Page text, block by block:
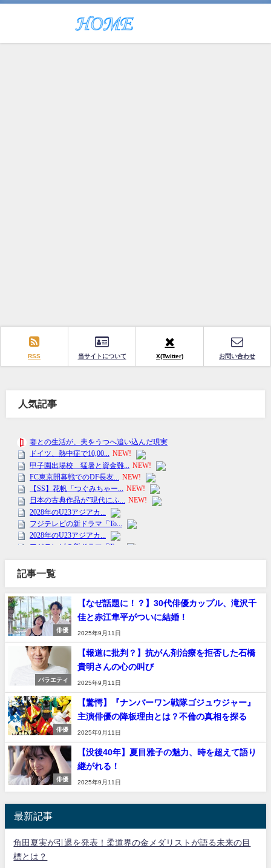
RSS 当サイトについて X(Twitter) お問い合わせ
人気記事
記事一覧
俳優
【なぜ話題に！？】30代俳優カップル、滝沢千
佳と赤江隼平がついに結婚！
2025年9月11日
バラエティ
【報道に批判？】抗がん剤治療を拒否した石橋
貴明さんの心の叫び
2025年9月11日
俳優
【驚愕】『ナンバーワン戦隊ゴジュウジャー』
主演俳優の降板理由とは？不倫の真相を探る
2025年9月11日
俳優
【没後40年】夏目雅子の魅力、時を超えて語り
継がれる！
2025年9月11日
最新記事
角田夏実が引退を発表！柔道界の金メダリストが語る未来の目
標とは？